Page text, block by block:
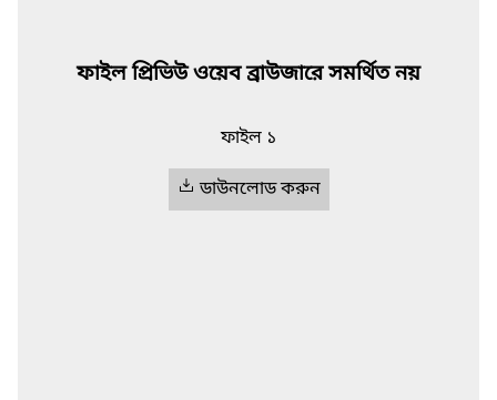
ফাইল প্রিভিউ ওয়েব ব্রাউজারে সমর্থিত নয়
ফাইল ১
ডাউনলোড করুন